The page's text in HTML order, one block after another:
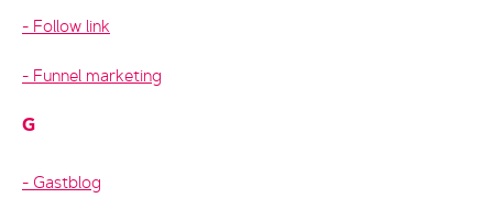
Follow link
Funnel marketing
G
Gastblog